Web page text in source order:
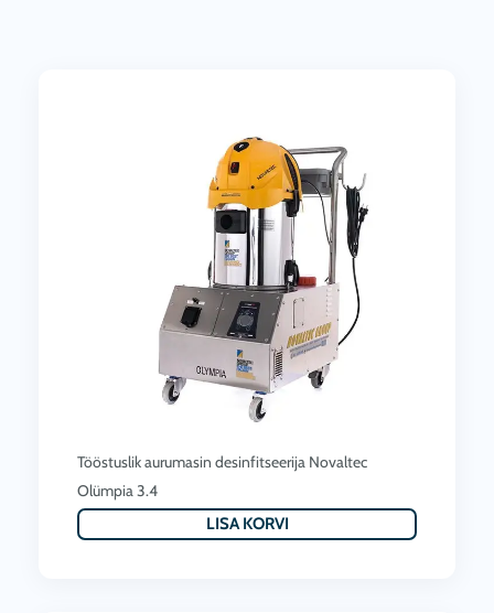
Tööstuslik aurumasin desinfitseerija Novaltec
Olümpia 3.4
LISA KORVI